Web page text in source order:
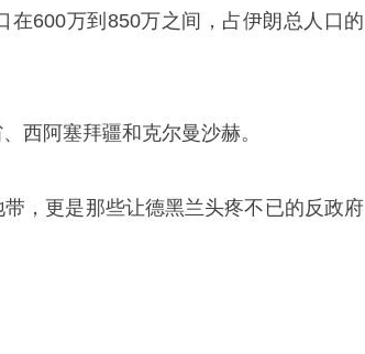
600万到850万之间，占伊朗总人口的
西阿塞拜疆和克尔曼沙赫。
，更是那些让德黑兰头疼不已的反政府